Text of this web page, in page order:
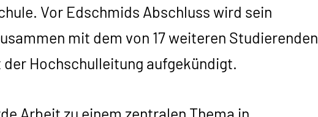
Vor Edschmids Abschluss wird sein
mit dem von 17 weiteren Studierenden
Hochschulleitung aufgekündigt.